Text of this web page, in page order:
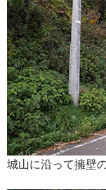
城山に沿って擁壁